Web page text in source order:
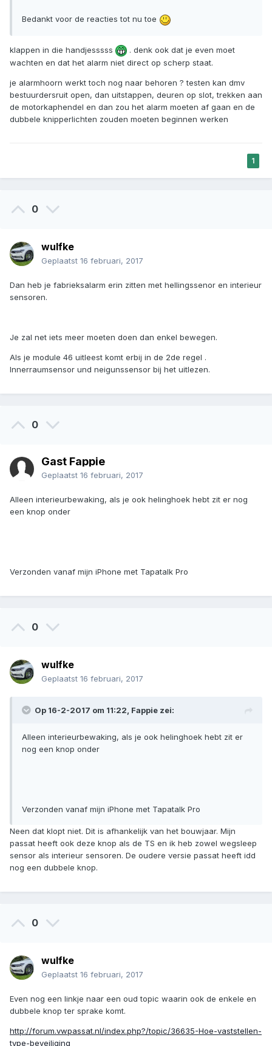
Bedankt voor de reacties tot nu toe
klappen in die handjesssss
. denk ook dat je even moet
wachten en dat het alarm niet direct op scherp staat.
je alarmhoorn werkt toch nog naar behoren ? testen kan dmv
bestuurdersruit open, dan uitstappen, deuren op slot, trekken aan
de motorkaphendel en dan zou het alarm moeten af gaan en de
dubbele knipperlichten zouden moeten beginnen werken
1
0
wulfke
Geplaatst 16 februari, 2017
Dan heb je fabrieksalarm erin zitten met hellingssenor en interieur
sensoren.
Je zal net iets meer moeten doen dan enkel bewegen.
Als je module 46 uitleest komt erbij in de 2de regel .
Innerraumsensor und neigunssensor bij het uitlezen.
0
Gast Fappie
Geplaatst 16 februari, 2017
Alleen interieurbewaking, als je ook helinghoek hebt zit er nog
een knop onder
Verzonden vanaf mijn iPhone met Tapatalk Pro
0
wulfke
Geplaatst 16 februari, 2017
Op 16-2-2017 om 11:22, Fappie zei:
Alleen interieurbewaking, als je ook helinghoek hebt zit er
nog een knop onder
Verzonden vanaf mijn iPhone met Tapatalk Pro
Neen dat klopt niet. Dit is afhankelijk van het bouwjaar. Mijn
passat heeft ook deze knop als de TS en ik heb zowel wegsleep
sensor als interieur sensoren. De oudere versie passat heeft idd
nog een dubbele knop.
0
wulfke
Geplaatst 16 februari, 2017
Even nog een linkje naar een oud topic waarin ook de enkele en
dubbele knop ter sprake komt.
http://forum.vwpassat.nl/index.php?/topic/36635-Hoe-vaststellen-
type-beveiliging